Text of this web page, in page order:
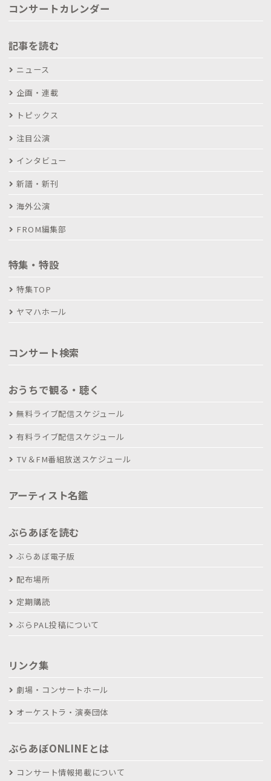
コンサートカレンダー
記事を読む
ニュース
企画・連載
トピックス
注目公演
インタビュー
新譜・新刊
海外公演
FROM編集部
特集・特設
特集TOP
ヤマハホール
コンサート検索
おうちで観る・聴く
無料ライブ配信スケジュール
有料ライブ配信スケジュール
TV＆FM番組放送スケジュール
アーティスト名鑑
ぶらあぼを読む
ぶらあぼ電子版
配布場所
定期購読
ぶらPAL投稿について
リンク集
劇場・コンサートホール
オーケストラ・演奏団体
ぶらあぼONLINEとは
コンサート情報掲載について